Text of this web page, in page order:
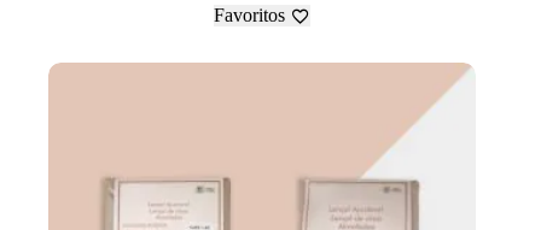
Favoritos